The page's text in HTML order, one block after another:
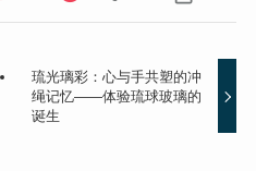
琉光璃彩：心与手共塑的冲
绳记忆——体验琉球玻璃的
诞生